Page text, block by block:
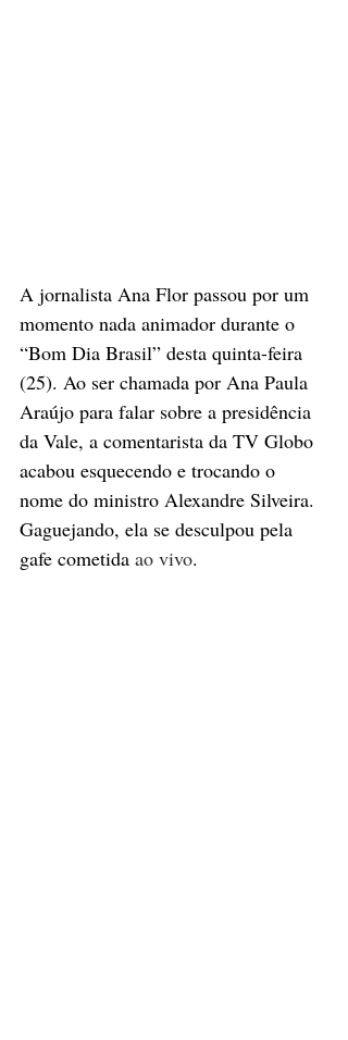
A jornalista Ana Flor passou por um
momento nada animador durante o
“Bom Dia Brasil” desta quinta-feira
(25). Ao ser chamada por Ana Paula
Araújo para falar sobre a presidência
da Vale, a comentarista da TV Globo
acabou esquecendo e trocando o
nome do ministro Alexandre Silveira.
Gaguejando, ela se desculpou pela
gafe cometida ao vivo.